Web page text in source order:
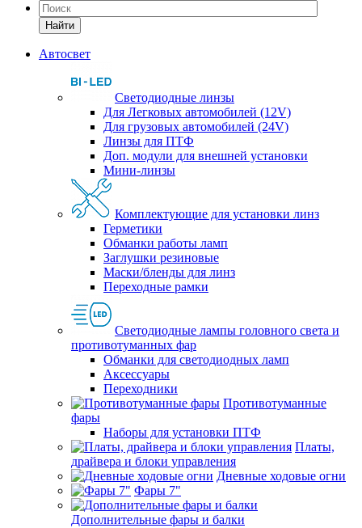
Найти
Автосвет
Светодиодные линзы
Для Легковых автомобилей (12V)
Для грузовых автомобилей (24V)
Линзы для ПТФ
Доп. модули для внешней установки
Мини-линзы
Комплектующие для установки линз
Герметики
Обманки работы ламп
Заглушки резиновые
Маски/бленды для линз
Переходные рамки
Светодиодные лампы головного света и
противотуманных фар
Обманки для светодиодных ламп
Аксессуары
Переходники
Противотуманные
фары
Наборы для установки ПТФ
Платы,
драйвера и блоки управления
Дневные ходовые огни
Фары 7"
Дополнительные фары и балки